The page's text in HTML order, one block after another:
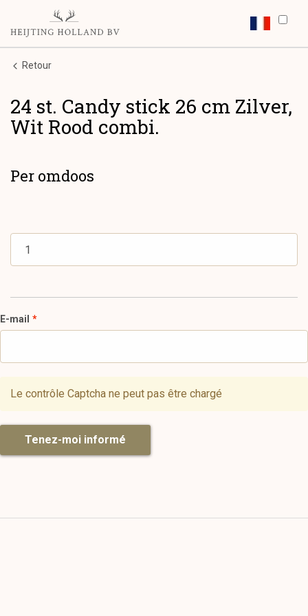
Retour
24 st. Candy stick 26 cm Zilver,
Wit Rood combi.
Per omdoos
E-mail
Le contrôle Captcha ne peut pas être chargé
Tenez-moi informé